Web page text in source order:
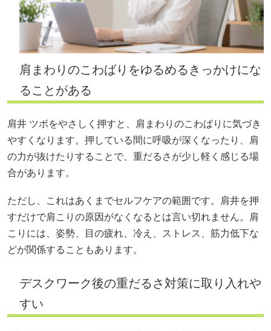
肩まわりのこわばりをゆるめるきっかけにな
ることがある
肩井 ツボをやさしく押すと、肩まわりのこわばりに気づき
やすくなります。押している間に呼吸が深くなったり、肩
の力が抜けたりすることで、重だるさが少し軽く感じる場
合があります。
ただし、これはあくまでセルフケアの範囲です。肩井を押
すだけで肩こりの原因がなくなるとは言い切れません。肩
こりには、姿勢、目の疲れ、冷え、ストレス、筋力低下な
どが関係することもあります。
デスクワーク後の重だるさ対策に取り入れや
すい